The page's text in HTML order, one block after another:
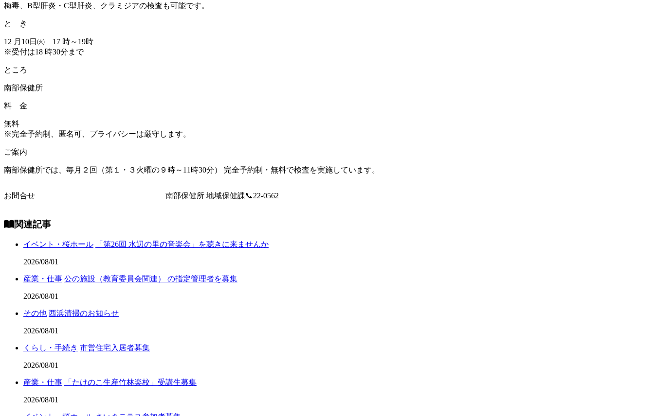
梅毒、B型肝炎・C型肝炎、クラミジアの検査も可能です。
と き
12 月10日㈫ 17 時～19時
※受付は18 時30分まで
ところ
南部保健所
料 金
無料
※完全予約制、匿名可、プライバシーは厳守します。
ご案内
南部保健所では、毎月２回（第１・３火曜の９時～11時30分） 完全予約制・無料で検査を実施しています。
お問合せ 南部保健所 地域保健課📞22-0562
関連記事
イベント・桜ホール 「第26回 水辺の里の音楽会」を聴きに来ませんか
2026/08/01
産業・仕事 公の施設（教育委員会関連） の指定管理者を募集
2026/08/01
その他 西浜清掃のお知らせ
2026/08/01
くらし・手続き 市営住宅入居者募集
2026/08/01
産業・仕事 「たけのこ生産竹林楽校」受講生募集
2026/08/01